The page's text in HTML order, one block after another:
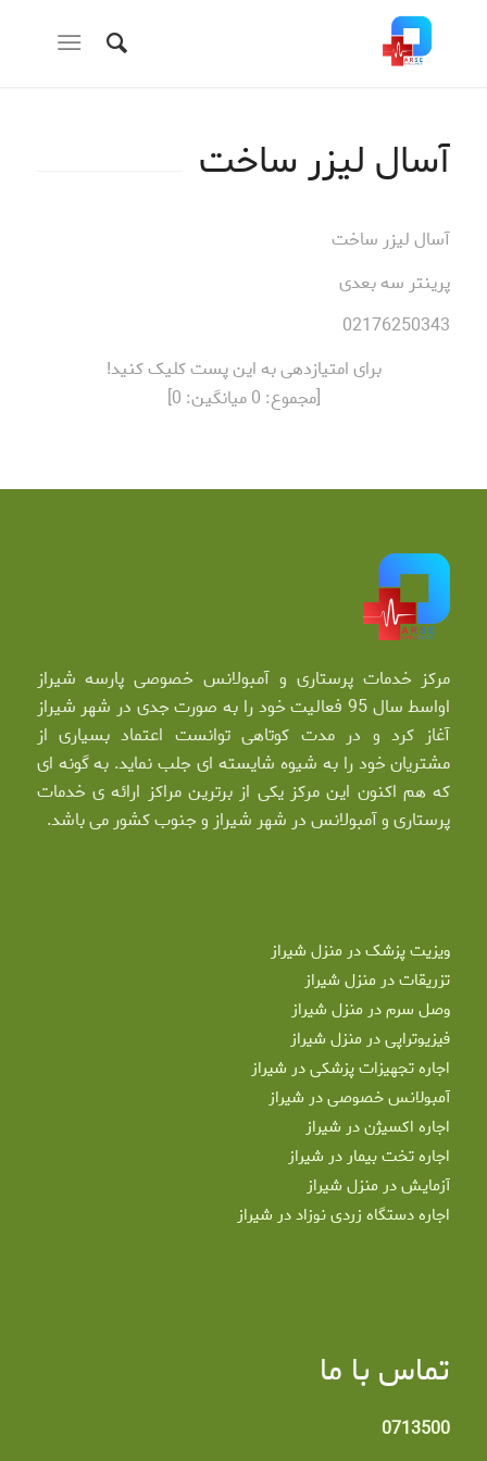
آسال لیزر ساخت
آسال لیزر ساخت
پرینتر سه بعدی
02176250343
برای امتیازدهی به این پست کلیک کنید!
[مجموع: 0میانگین: 0
]
مرکز خدمات پرستاری و آمبولانس خصوصی پارسه شیراز
اواسط سال 95 فعالیت خود را به صورت جدی در شهر شیراز
آغاز کرد و در مدت کوتاهی توانست اعتماد بسیاری از
مشتریان خود را به شیوه شایسته ای جلب نماید. به گونه ای
که هم اکنون این مرکز یکی از برترین مراکز ارائه ی خدمات
پرستاری و آمبولانس در شهر شیراز و جنوب کشور می باشد.
ویزیت پزشک در منزل شیراز
تزریقات در منزل شیراز
وصل سرم در منزل شیراز
فیزیوتراپی در منزل شیراز
اجاره تجهیزات پزشکی در شیراز
آمبولانس خصوصی در شیراز
اجاره اکسیژن در شیراز
اجاره تخت بیمار در شیراز
آزمایش در منزل شیراز
اجاره دستگاه زردی نوزاد در شیراز
تماس با ما
0713500